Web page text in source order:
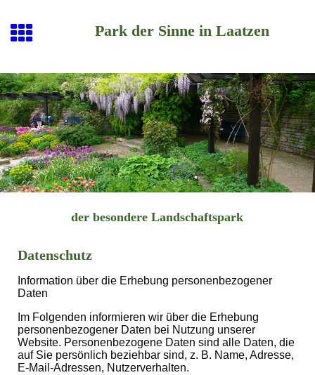
Park der Sinne in Laatzen
der besondere Landschaftspark
Datenschutz
Information über die Erhebung personenbezogener
Daten
Im Folgenden informieren wir über die Erhebung
personenbezogener Daten bei Nutzung unserer
Website. Personenbezogene Daten sind alle Daten, die
auf Sie persönlich beziehbar sind, z. B. Name, Adresse,
E-Mail-Adressen, Nutzerverhalten.